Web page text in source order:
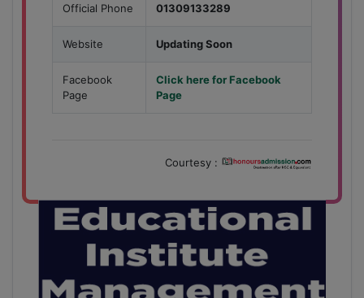
Official Phone 01309133289
Website Updating Soon
Facebook
Page
Click here for Facebook
Page
Courtesy :